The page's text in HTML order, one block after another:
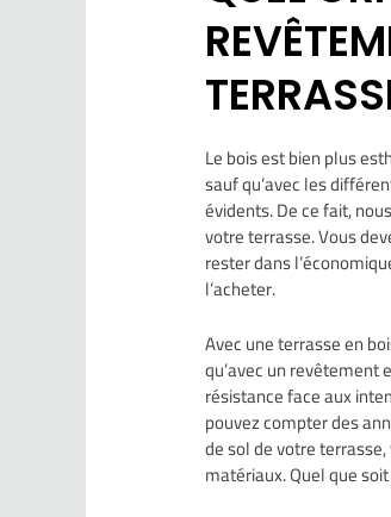
Le bois est bien plus
sauf qu’avec les
évidents. De ce fait,
votre terrasse. Vous
rester dans
l’acheter.
Avec une terrasse en
qu’avec un revêtement
résistance face aux
pouvez compter des
de sol de votre
matériaux. Quel que